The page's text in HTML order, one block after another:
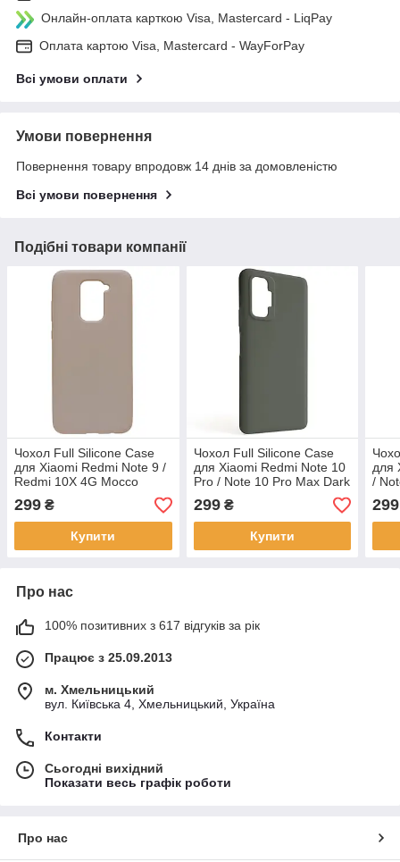
Онлайн-оплата карткою Visa, Mastercard - LiqPay
Оплата картою Visa, Mastercard - WayForPay
Всі умови оплати
Умови повернення
Повернення товару впродовж 14 днів за домовленістю
Всі умови повернення
Подібні товари компанії
Чохол Full Silicone Case
для Xiaomi Redmi Note 9 /
Redmi 10X 4G Mocco
299 ₴
Купити
Чохол Full Silicone Case
для Xiaomi Redmi Note 10
Pro / Note 10 Pro Max Dark
Olive
299₴
Купити
для
/
299
Про нас
100% позитивних з 617 відгуків за рік
Працює з 25.09.2013
м. Хмельницький
вул. Київська 4, Хмельницький, Україна
Контакти
Сьогодні вихідний
Показати весь графік роботи
Про нас